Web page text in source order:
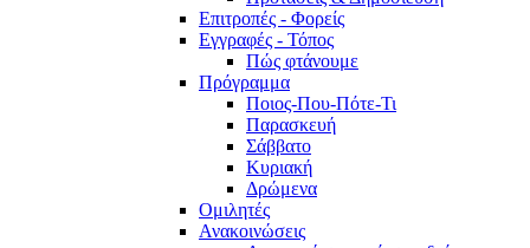
Επιτροπές - Φορείς
Εγγραφές - Τόπος
Πώς φτάνουμε
Πρόγραμμα
Ποιος-Που-Πότε-Τι
Παρασκευή
Σάββατο
Κυριακή
Δρώμενα
Ομιλητές
Ανακοινώσεις